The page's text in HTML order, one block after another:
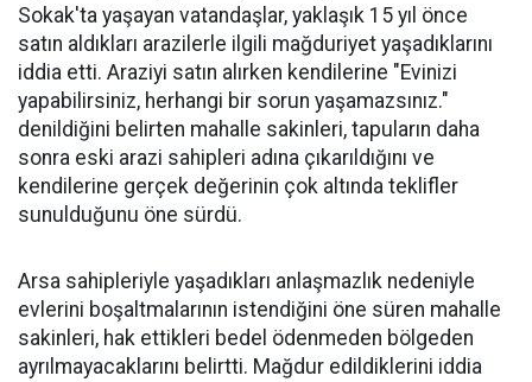
Sokak'ta yaşayan vatandaşlar, yaklaşık 15 yıl önce
satın aldıkları arazilerle ilgili mağduriyet yaşadıklarını
iddia etti. Araziyi satın alırken kendilerine "Evinizi
yapabilirsiniz, herhangi bir sorun yaşamazsınız."
denildiğini belirten mahalle sakinleri, tapuların daha
sonra eski arazi sahipleri adına çıkarıldığını ve
kendilerine gerçek değerinin çok altında teklifler
sunulduğunu öne sürdü.
Arsa sahipleriyle yaşadıkları anlaşmazlık nedeniyle
evlerini boşaltmalarının istendiğini öne süren mahalle
sakinleri, hak ettikleri bedel ödenmeden bölgeden
ayrılmayacaklarını belirtti. Mağdur edildiklerini iddia